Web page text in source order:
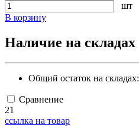
шт
В корзину
Наличие на складах
Общий остаток на складах:
Сравнение
21
ссылка на товар